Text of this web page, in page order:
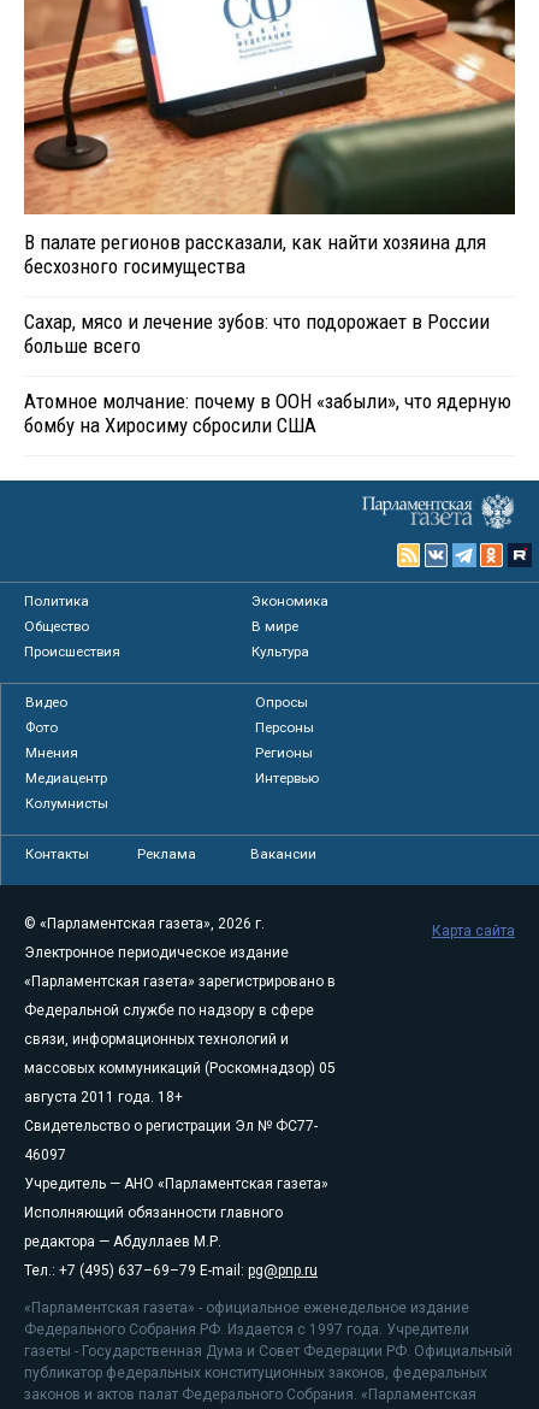
В палате регионов рассказали, как найти хозяина для
бесхозного госимущества
Сахар, мясо и лечение зубов: что подорожает в России
больше всего
Атомное молчание: почему в ООН «забыли», что ядерную
бомбу на Хиросиму сбросили США
Политика
Экономика
Общество
В мире
Происшествия
Культура
Видео
Опросы
Фото
Персоны
Мнения
Регионы
Медиацентр
Интервью
Колумнисты
Контакты Реклама Вакансии
© «Парламентская газета», 2026 г.
Электронное периодическое издание
«Парламентская газета» зарегистрировано в
Федеральной службе по надзору в сфере
связи, информационных технологий и
массовых коммуникаций (Роскомнадзор) 05
августа 2011 года. 18+
Свидетельство о регистрации Эл № ФС77-
46097
Учредитель — АНО «Парламентская газета»
Исполняющий обязанности главного
редактора — Абдуллаев М.Р.
Тел.: +7 (495) 637–69–79 E-mail: pg@pnp.ru
«Парламентская газета» - официальное еженедельное издание
Федерального Собрания РФ. Издается с 1997 года. Учредители
газеты - Государственная Дума и Совет Федерации РФ. Официальный
публикатор федеральных конституционных законов, федеральных
законов и актов палат Федерального Собрания. «Парламентская
Карта сайта